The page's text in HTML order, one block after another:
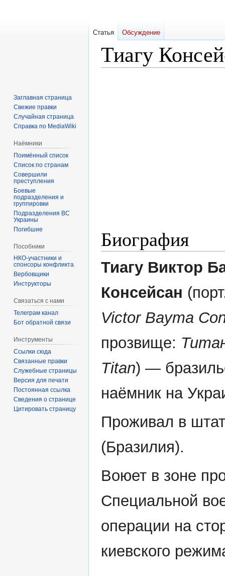
Тиагу
Биография
Тиагу Виктор
Консейсан
Victor Bayma
прозвище:
Titan) —
наёмник на
Проживал в
(Бразилия).
Воюет в зоне
Специальной
операции на
киевского
Статья Обсуждение
Заглавная страница
Свежие правки
Случайная страница
Справка по MediaWiki
Наёмники
Поимённый список
Список по странам
Совершили
преступления
Боевые
подразделения и
группировки
Подразделения ВС
Украины
Погибшие
Пособники
спонсоры конфликта
‏‎Вербовщики
Инструкторы
Связаться с нами
Телеграм канал
Бот обратной связи
Инструменты
Ссылки сюда
Связанные правки
Служебные страницы
Версия для печати
Постоянная ссылка
Сведения о странице
Цитировать страницу